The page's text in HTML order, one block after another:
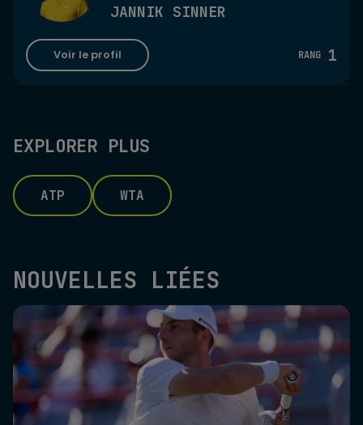
JANNIK SINNER
Voir le profil RANG 1
EXPLORER PLUS
ATP WTA
NOUVELLES LIÉES